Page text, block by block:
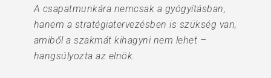
A csapatmunkára nemcsak a gyógyításban,
hanem a stratégiatervezésben is szükség van,
amiből a szakmát kihagyni nem lehet –
hangsúlyozta az elnök.